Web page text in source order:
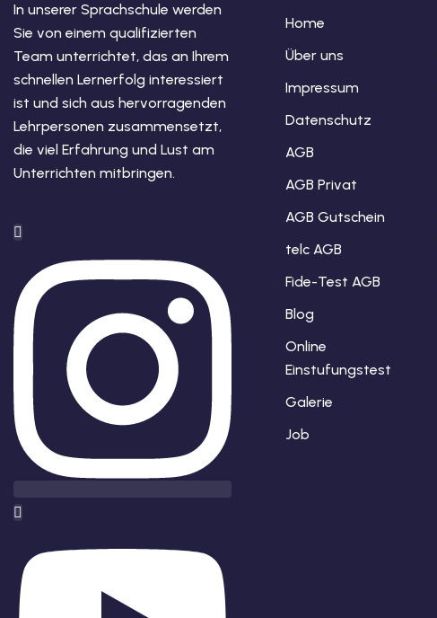
In unserer Sprachschule werden
Sie von einem qualifizierten
Team unterrichtet, das an Ihrem
schnellen Lernerfolg interessiert
ist und sich aus hervorragenden
Lehrpersonen zusammensetzt,
die viel Erfahrung und Lust am
Unterrichten mitbringen.
Home
Über uns
Impressum
Datenschutz
AGB
AGB Privat
AGB Gutschein
telc AGB
Fide-Test AGB
Blog
Online
Einstufungstest
Galerie
Job